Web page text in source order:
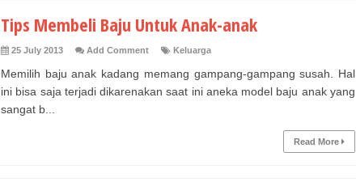
Tips Membeli Baju Untuk Anak-anak
25 July 2013 Add Comment Keluarga
Memilih baju anak kadang memang gampang-gampang susah. Hal
ini bisa saja terjadi dikarenakan saat ini aneka model baju anak yang
sangat b...
Read More